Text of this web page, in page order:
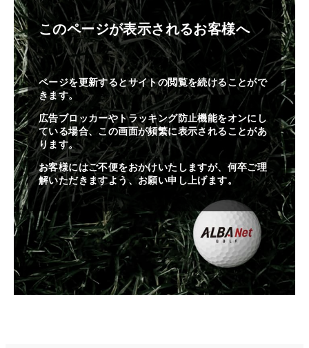
このページが表示されるお客様へ
ページを更新するとサイトの閲覧を続けることがで
きます。
広告ブロッカーやトラッキング防止機能をオンにし
ている場合、この画面が頻繁に表示されることがあ
ります。
お客様にはご不便をおかけいたしますが、何卒ご理
解いただきますよう、お願い申し上げます。